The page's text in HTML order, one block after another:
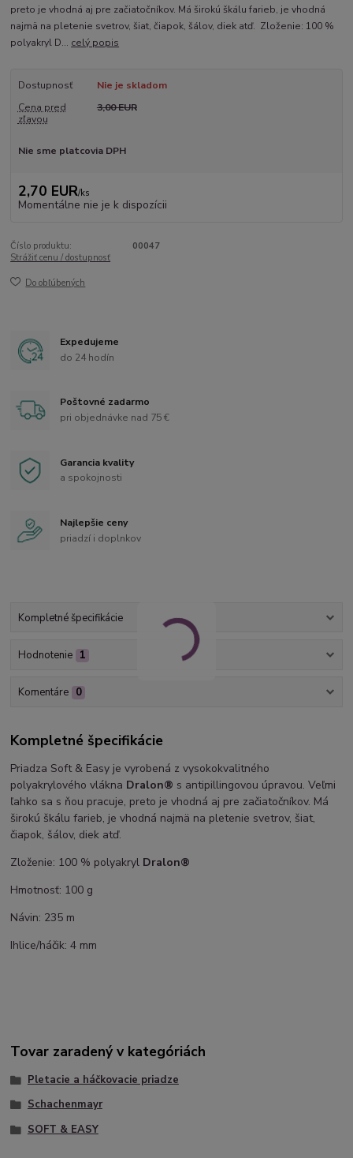
preto je vhodná aj pre začiatočníkov. Má širokú škálu farieb, je vhodná
najmä na pletenie svetrov, šiat, čiapok, šálov, diek atď. Zloženie: 100 %
polyakryl D... celý popis
Dostupnosť
Nie je skladom
Cena pred
zľavou
3,00 EUR
Nie sme platcovia DPH
2,70 EUR/ks
Momentálne nie je k dispozícii
Číslo produktu:
00047
Strážiť cenu / dostupnosť
Do obľúbených
Expedujeme
do 24 hodín
Poštovné zadarmo
pri objednávke nad 75 €
Garancia kvality
a spokojnosti
Najlepšie ceny
priadzí i doplnkov
Kompletné špecifikácie
Hodnotenie 1
Komentáre 0
Kompletné špecifikácie
Priadza Soft & Easy je vyrobená z vysokokvalitného
polyakrylového vlákna Dralon® s antipillingovou úpravou. Veľmi
ľahko sa s ňou pracuje, preto je vhodná aj pre začiatočníkov. Má
širokú škálu farieb, je vhodná najmä na pletenie svetrov, šiat,
čiapok, šálov, diek atď.
Zloženie: 100 % polyakryl Dralon®
Hmotnosť: 100 g
Návin: 235 m
Ihlice/háčik: 4 mm
Tovar zaradený v kategóriách
Pletacie a háčkovacie priadze
Schachenmayr
SOFT & EASY